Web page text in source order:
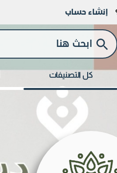
الاسم الأول
إنشاء حساب
كل التصنيفات